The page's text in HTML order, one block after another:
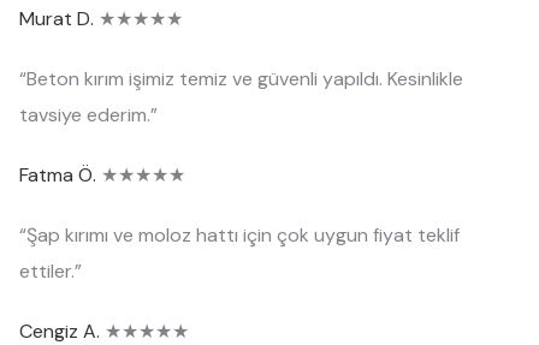
Murat D. ★★★★★
“Beton kırım işimiz temiz ve güvenli yapıldı. Kesinlikle
tavsiye ederim.”
Fatma Ö. ★★★★★
“Şap kırımı ve moloz hattı için çok uygun fiyat teklif
ettiler.”
Cengiz A. ★★★★★